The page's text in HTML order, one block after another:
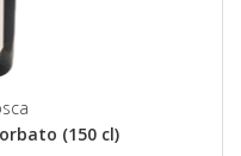
(150 cl)